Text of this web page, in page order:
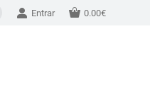
Entrar 0.00€